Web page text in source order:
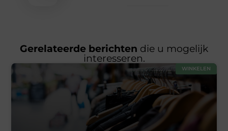
Gerelateerde berichten die u mogelijk
interesseren.
WINKELEN